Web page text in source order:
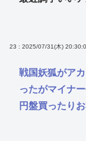
23 : 2025/07/31(木)
戦国妖狐がア
ったがマイナ
円盤買ったり